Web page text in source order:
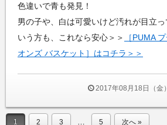
色違いで青も発見！
男の子や、白は可愛いけど汚れが目立
いう方も、これなら安心＞＞
［PUMA
オンズ バスケット］はコチラ＞＞
2017年08月18日（金）
1 2 3 5 次へ »